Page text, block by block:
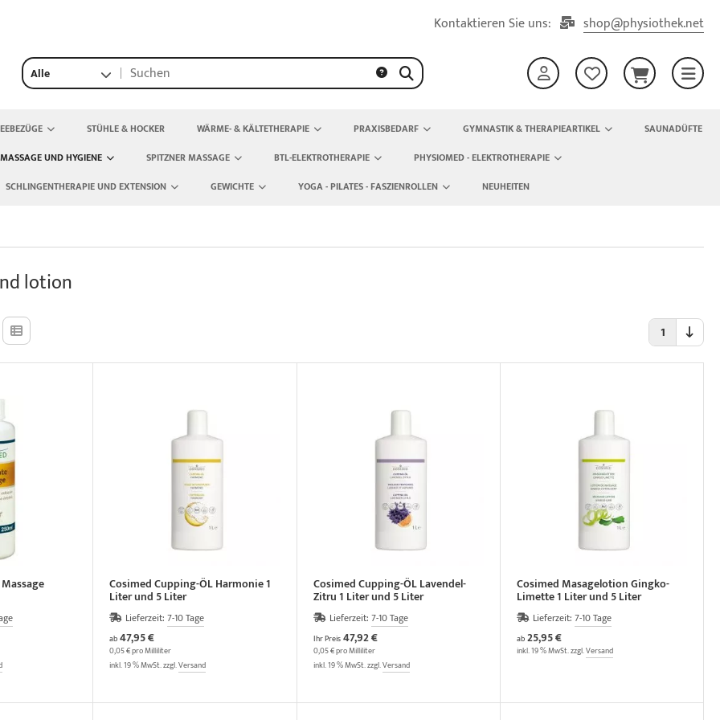
Kontaktieren Sie uns: shop@physiothek.net
Alle
STÜHLE & HOCKER WÄRME- & KÄLTETHERAPIE PRAXISBEDARF GYMNASTIK & THERAPIEARTIKEL
SAUNADÜFTE
UND HYGIENE SPITZNER MASSAGE BTL-ELEKTROTHERAPIE
PHYSIOMED - ELEKTROTHERAPIE
SCHLINGENTHERAPIE UND EXTENSION GEWICHTE YOGA - PILATES - FASZIENROLLEN NEUHEITEN
lotion
1
Cosimed Cupping-ÖL Harmonie 1
Liter und 5 Liter
Lieferzeit:7-10 Tage
ab 47,95 €
0,05 € pro Milliliter
inkl. 19 % MwSt. zzgl.Versand
Cosimed Cupping-ÖL Lavendel-
Zitru 1 Liter und 5 Liter
Lieferzeit: 7-10 Tage
Ihr Preis47,92 €
0,05 € pro Milliliter
inkl. 19 % MwSt. zzgl.Versand
Cosimed Masagelotion Gingko-
Limette 1 Liter und 5 Liter
Lieferzeit: 7-10 Tage
ab25,95 €
inkl. 19 % MwSt. zzgl.Versand